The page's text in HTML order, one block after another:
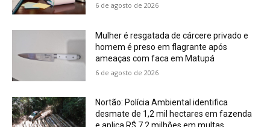
6 de agosto de 2026
Mulher é resgatada de cárcere privado e
homem é preso em flagrante após
ameaças com faca em Matupá
6 de agosto de 2026
Nortão: Polícia Ambiental identifica
desmate de 1,2 mil hectares em fazenda